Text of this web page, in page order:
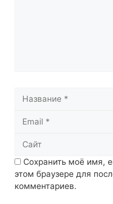
Сохранить моё имя,
этом браузере для
комментариев.